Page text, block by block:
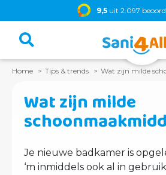
9,5 uit 2.097
Home Tips & trends Wat zijn milde
Wat zijn milde
Je nieuwe badkamer is
‘m inmiddels ook al in